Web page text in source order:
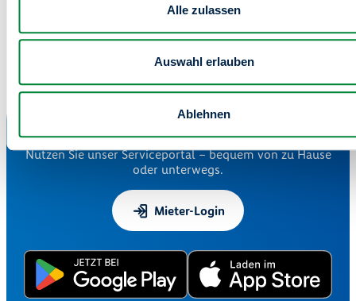
Alle zulassen
Auswahl erlauben
Ablehnen
Information gemäß Art. 13 DSGVO zur Erhebung von
Serviceportal "Meine degewo"
Nutzen Sie unser Serviceportal – bequem von zu Hause
oder unterwegs.
Mieter-Login